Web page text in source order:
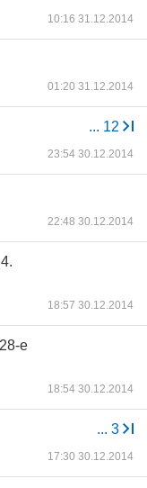
10:16 31.12.2014
01:20 31.12.2014
... 12
23:54 30.12.2014
22:48 30.12.2014
18:57 30.12.2014
е
18:54 30.12.2014
... 3
17:30 30.12.2014